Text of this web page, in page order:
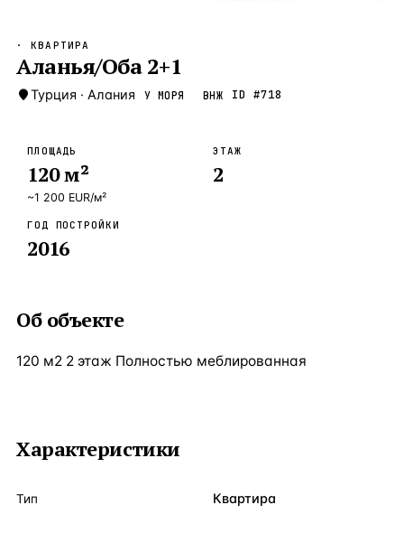
Новороссийск — Локация
Стамбул —Локация
ЧАСТО ИЩУТ
Турция Россия
ВСЕ НАПРАВЛЕНИЯ →
· КВАРТИРА
Аланья/Оба 2+1
Турция · Алания У МОРЯ ВНЖ ID #718
ПЛОЩАДЬ
120м²
~1 200 EUR/м²
ЭТАЖ
2
ГОД ПОСТРОЙКИ
2016
Об объекте
120 м2 2 этаж Полностью меблированная
Характеристики
Тип Квартира